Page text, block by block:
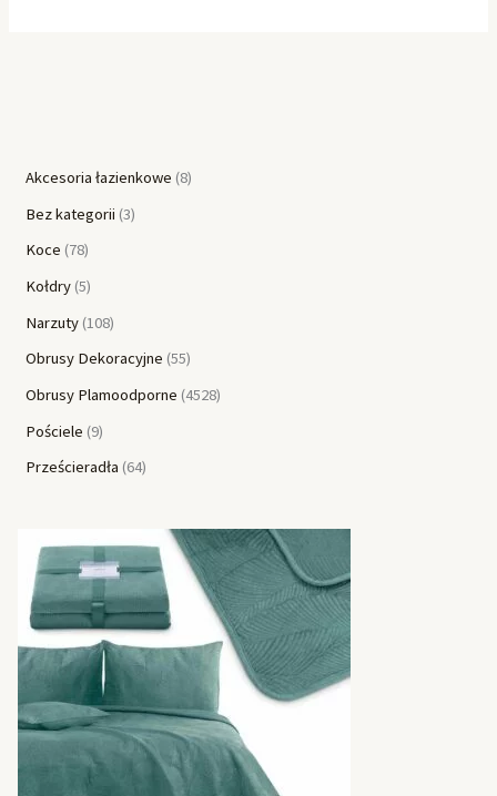
Akcesoria łazienkowe 8
Bez kategorii 3
Koce 78
Kołdry 5
Narzuty 108
Obrusy Dekoracyjne 55
Obrusy Plamoodporne 4528
Pościele 9
Prześcieradła 64